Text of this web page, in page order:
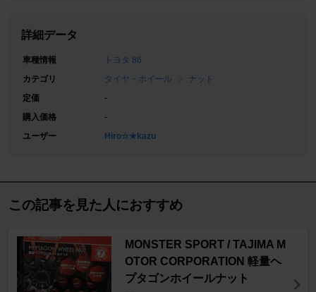
詳細データ
車種情報
トヨタ 86
カテゴリ
タイヤ・ホイール
ナット
定価
-
購入価格
-
ユーザー
Hiro☆★kazu
この記事を見た人におすすめ
MONSTER SPORT / TAJIMA M
OTOR CORPORATION 軽量ヘ
プタゴンホイールナット